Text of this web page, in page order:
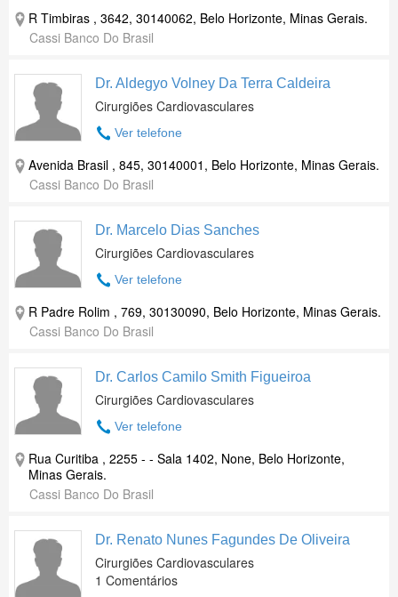
R Timbiras , 3642, 30140062, Belo Horizonte, Minas Gerais.
Cassi Banco Do Brasil
Dr. Aldegyo Volney Da Terra Caldeira
Cirurgiões Cardiovasculares
Ver telefone
Avenida Brasil , 845, 30140001, Belo Horizonte, Minas Gerais.
Cassi Banco Do Brasil
Dr. Marcelo Dias Sanches
Cirurgiões Cardiovasculares
Ver telefone
R Padre Rolim , 769, 30130090, Belo Horizonte, Minas Gerais.
Cassi Banco Do Brasil
Dr. Carlos Camilo Smith Figueiroa
Cirurgiões Cardiovasculares
Ver telefone
Rua Curitiba , 2255 - - Sala 1402, None, Belo Horizonte,
Minas Gerais.
Cassi Banco Do Brasil
Dr. Renato Nunes Fagundes De Oliveira
Cirurgiões Cardiovasculares
1 Comentários